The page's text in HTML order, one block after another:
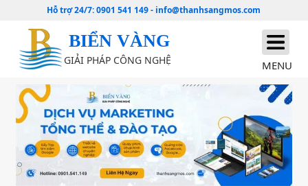
Hỗ trợ 24/7:0901 541 149- info@thanhsangmos.com
BIỂN VÀNG
GIẢI PHÁP CÔNG NGHỆ MENU